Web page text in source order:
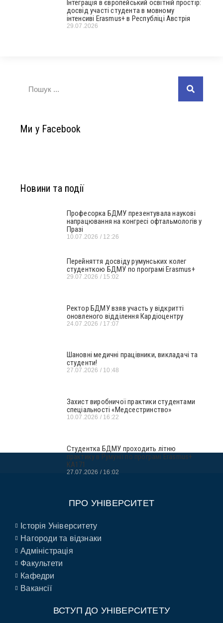
Інтеграція в європейський освітній простір:
досвід участі студента в мовному
інтенсиві Erasmus+ в Республіці Австрія
29.07.2026
Ми у Facebook
Новини та події
Професорка БДМУ презентувала наукові
напрацювання на конгресі офтальмологів у
Празі
10.07.2026 12:26
Перейняття досвіду румунських колег
студенткою БДМУ по програмі Erasmus+
29.07.2026 15:02
Ректор БДМУ взяв участь у відкритті
оновленого відділення Кардіоцентру
24.07.2026 17:07
Шановні медичні працівники, викладачі та
студенти!
27.07.2026 10:48
Захист виробничої практики студентами
спеціальності «Медсестринство»
10.07.2026 16:22
Студентка БДМУ проходить літню
практику в Румунії по програмі Erasmus+
KA171
27.07.2026 16:02
ПРО УНІВЕРСИТЕТ
Історія Університету
Нагороди та відзнаки
Адміністрація
Факультети
Кафедри
Вакансії
ВСТУП ДО УНІВЕРСИТЕТУ